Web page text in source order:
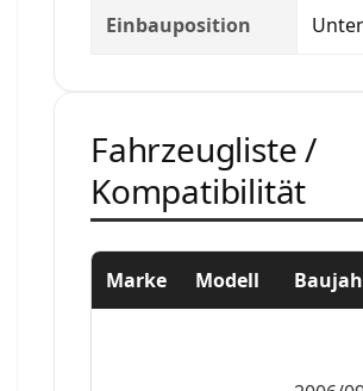
Einbauposition
Fahrzeugliste /
Kompatibilität
Marke Modell